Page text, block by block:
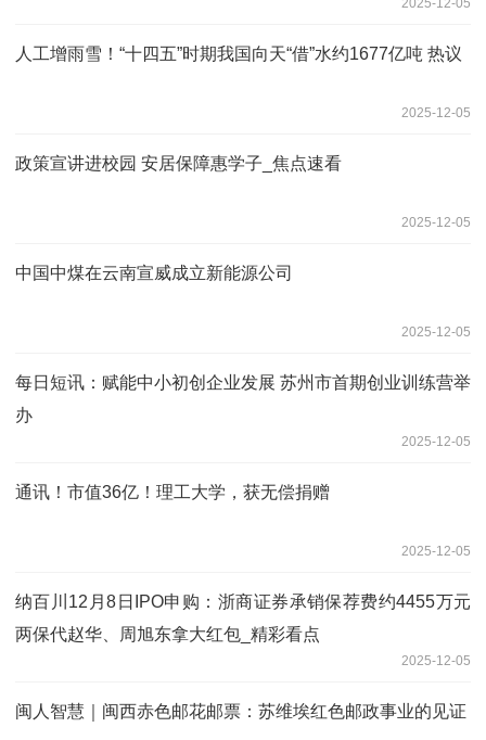
2025-12-05
人工增雨雪！“十四五”时期我国向天“借”水约1677亿吨 热议
2025-12-05
政策宣讲进校园 安居保障惠学子_焦点速看
2025-12-05
中国中煤在云南宣威成立新能源公司
2025-12-05
每日短讯：赋能中小初创企业发展 苏州市首期创业训练营举
办
2025-12-05
通讯！市值36亿！理工大学，获无偿捐赠
2025-12-05
纳百川12月8日IPO申购：浙商证券承销保荐费约4455万元
两保代赵华、周旭东拿大红包_精彩看点
2025-12-05
闽人智慧｜闽西赤色邮花邮票：苏维埃红色邮政事业的见证